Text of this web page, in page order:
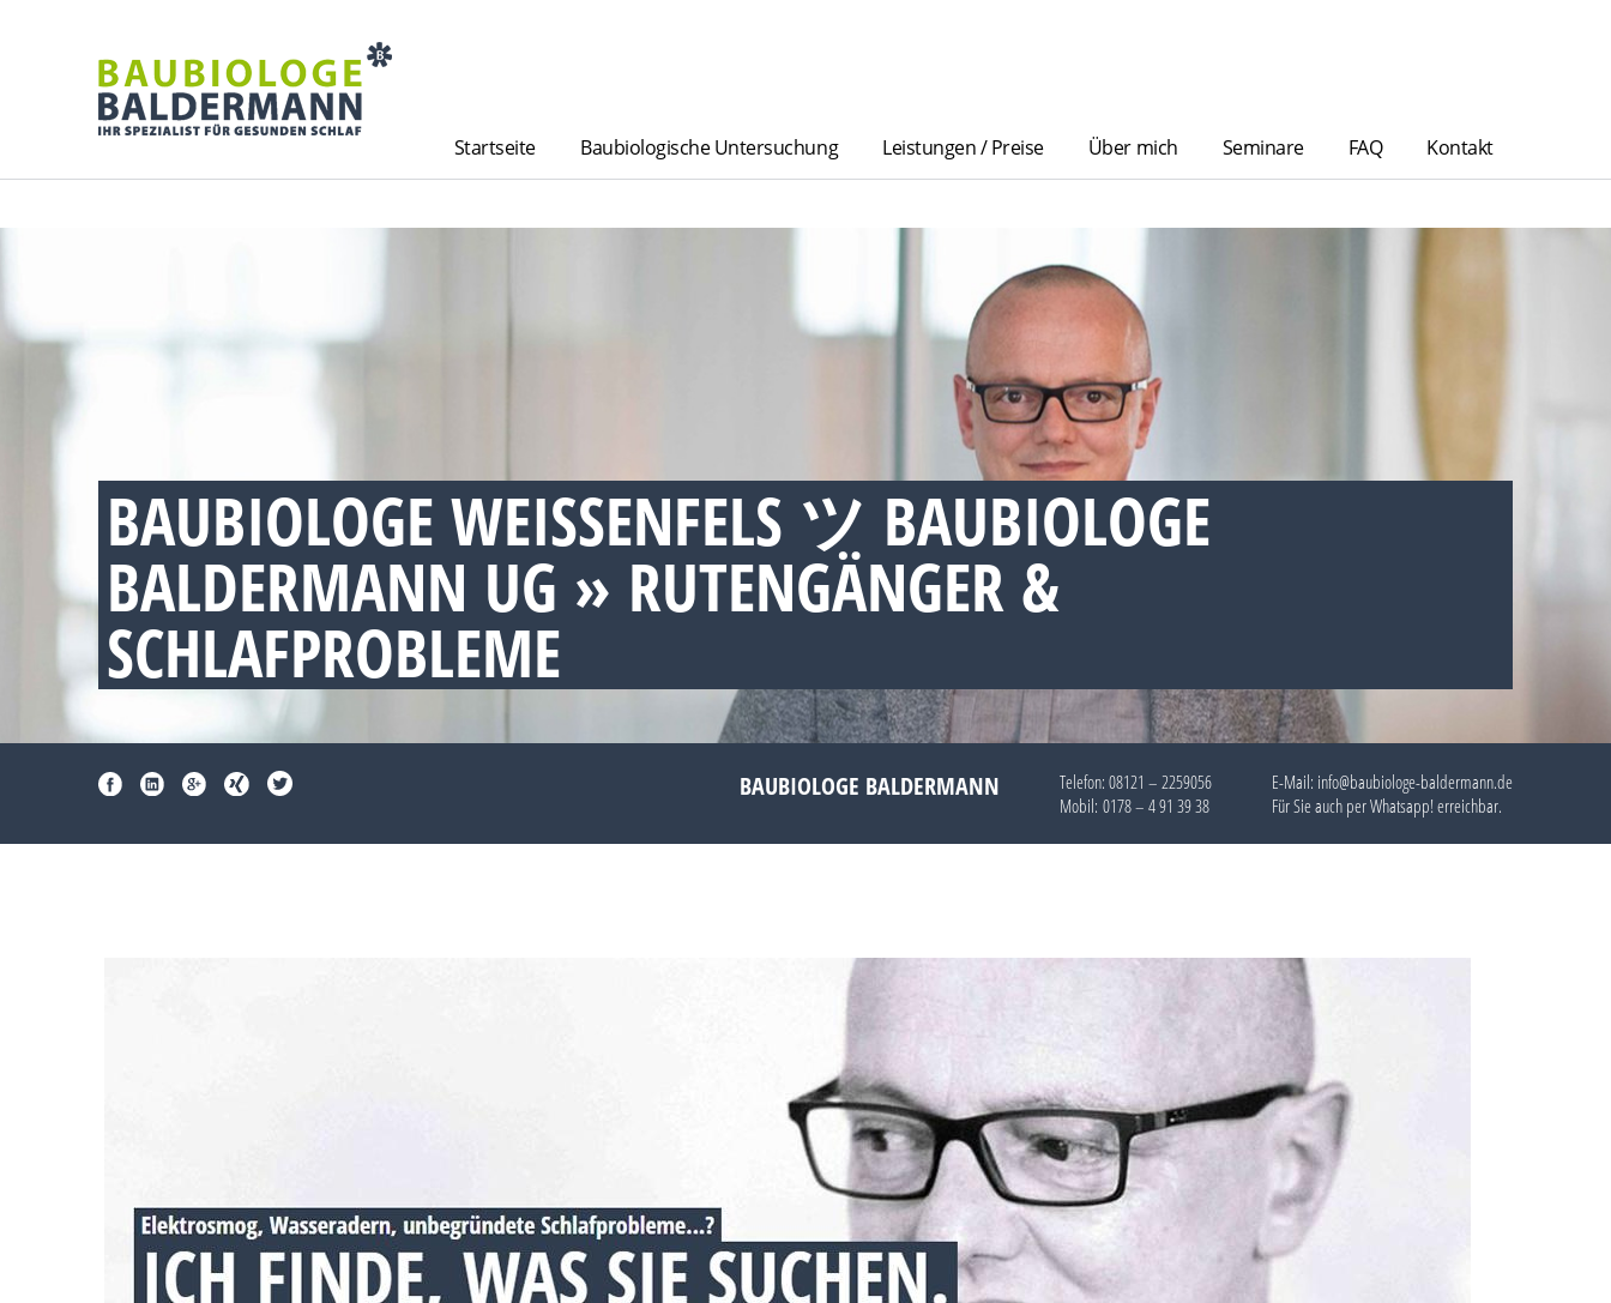
Startseite Baubiologische Untersuchung Leistungen / Preise Über mich Seminare FAQ Kontakt
BAUBIOLOGE WEISSENFELS ツ BAUBIOLOGE B
ALDERMANN UG » RUTENGÄNGER & S
CHLAFPROBLEME
BAUBIOLOGE BALDERMANN Telefon: 08121 – 2259056
Mobil: 0178 – 4 91 39 38
E-Mail: info@baubiologe-baldermann.de
Für Sie auch perWhatsapp!erreichbar.